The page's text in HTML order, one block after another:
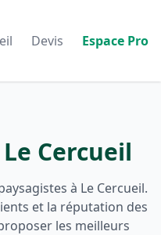
Devis Espace Pro
Cercueil
à Le Cercueil.
et la réputation des
les meilleurs